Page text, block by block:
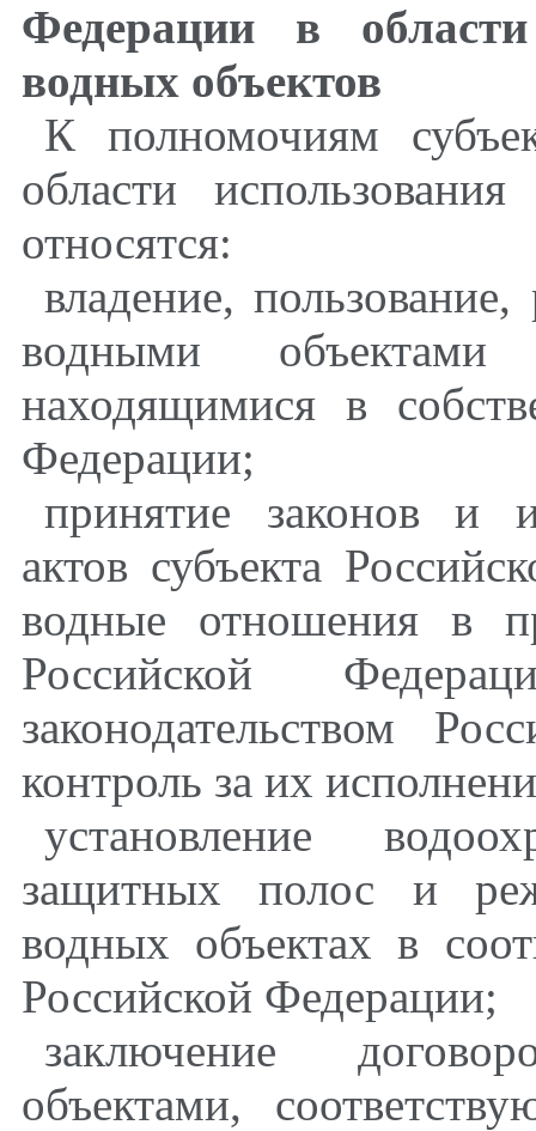
Федерации в
водных объектов
К полномочиям
области
относятся:
владение,
водными объектами
находящимися в
Федерации;
принятие законов и
актов субъекта
водные отношения в
Российской
законодательством
контроль за их
установление
защитных полос и
водных объектах в
Российской Федерации;
заключение
объектами,